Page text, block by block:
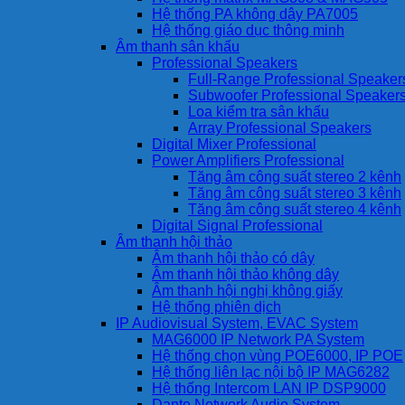
Hệ thống PA không dây PA7005
Hệ thống giáo dục thông minh
Âm thanh sân khấu
Professional Speakers
Full-Range Professional
Subwoofer Professional
Loa kiểm tra sân khấu
Array Professional Speakers
Digital Mixer Professional
Power Amplifiers Professional
Tăng âm công suất stereo 2 kênh
Tăng âm công suất stereo 3 kênh
Tăng âm công suất stereo 4 kênh
Digital Signal Professional
Âm thanh hội thảo
Âm thanh hội thảo có dây
Âm thanh hội thảo không dây
Âm thanh hội nghị không giấy
Hệ thống phiên dịch
IP Audiovisual System, EVAC System
MAG6000 IP Network PA System
Hệ thống chọn vùng POE6000, IP POE
Hệ thống liên lạc nội bộ IP MAG6282
Hệ thống Intercom LAN IP DSP9000